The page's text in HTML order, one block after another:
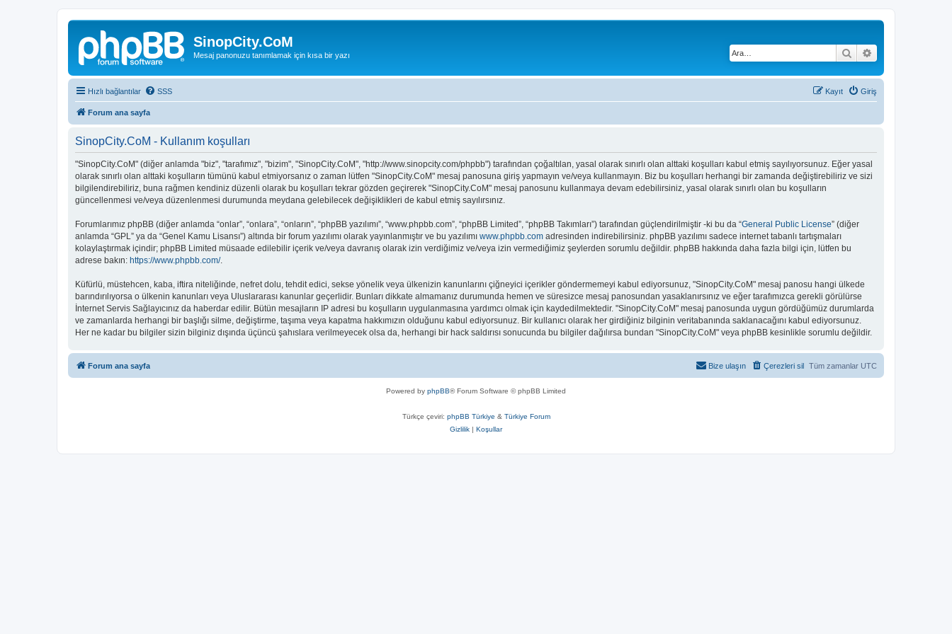
SinopCity.CoM
Mesaj panonuzu tanımlamak için kısa bir yazı Ara
Hızlı bağlantılar SSS Giriş
Kayıt
Forum ana sayfa
SinopCity.CoM - Kullanım koşulları
"SinopCity.CoM" (diğer anlamda "biz", "tarafımız", "bizim", "SinopCity.CoM", "http://www.sinopcity.com/phpbb") tarafından çoğaltılan, yasal olarak sınırlı olan alttaki koşulları kabul etmiş sayılıyorsunuz. Eğer yasal
olarak sınırlı olan alttaki koşulların tümünü kabul etmiyorsanız o zaman lütfen "SinopCity.CoM" mesaj panosuna giriş yapmayın ve/veya kullanmayın. Biz bu koşulları herhangi bir zamanda değiştirebiliriz ve sizi
bilgilendirebiliriz, buna rağmen kendiniz düzenli olarak bu koşulları tekrar gözden geçirerek "SinopCity.CoM" mesaj panosunu kullanmaya devam edebilirsiniz, yasal olarak sınırlı olan bu koşulların
güncellenmesi ve/veya düzenlenmesi durumunda meydana gelebilecek değişiklikleri de kabul etmiş sayılırsınız.
Forumlarımız phpBB (diğer anlamda “onlar”, “onlara”, “onların”, “phpBB yazılımı”, “www.phpbb.com”, “phpBB Limited”, “phpBB Takımları”) tarafından güçlendirilmiştir -ki bu da “General Public License” (diğer
anlamda “GPL” ya da “Genel Kamu Lisansı”) altında bir forum yazılımı olarak yayınlanmıştır ve bu yazılımı www.phpbb.com adresinden indirebilirsiniz. phpBB yazılımı sadece internet tabanlı tartışmaları
kolaylaştırmak içindir; phpBB Limited müsaade edilebilir içerik ve/veya davranış olarak izin verdiğimiz ve/veya izin vermediğimiz şeylerden sorumlu değildir. phpBB hakkında daha fazla bilgi için, lütfen bu
adrese bakın: https://www.phpbb.com/.
Küfürlü, müstehcen, kaba, iftira niteliğinde, nefret dolu, tehdit edici, sekse yönelik veya ülkenizin kanunlarını çiğneyici içerikler göndermemeyi kabul ediyorsunuz, "SinopCity.CoM" mesaj panosu hangi ülkede
barındırılıyorsa o ülkenin kanunları veya Uluslararası kanunlar geçerlidir. Bunları dikkate almamanız durumunda hemen ve süresizce mesaj panosundan yasaklanırsınız ve eğer tarafımızca gerekli görülürse
İnternet Servis Sağlayıcınız da haberdar edilir. Bütün mesajların IP adresi bu koşulların uygulanmasına yardımcı olmak için kaydedilmektedir. "SinopCity.CoM" mesaj panosunda uygun gördüğümüz durumlarda
ve zamanlarda herhangi bir başlığı silme, değiştirme, taşıma veya kapatma hakkımızın olduğunu kabul ediyorsunuz. Bir kullanıcı olarak her girdiğiniz bilginin veritabanında saklanacağını kabul ediyorsunuz.
Her ne kadar bu bilgiler sizin bilginiz dışında üçüncü şahıslara verilmeyecek olsa da, herhangi bir hack saldırısı sonucunda bu bilgiler dağılırsa bundan "SinopCity.CoM" veya phpBB kesinlikle sorumlu değildir.
Forum ana sayfa Tüm zamanlar UTC
Çerezleri sil
Bize ulaşın
Powered by phpBB® Forum Software © phpBB Limited
Türkçe çeviri: phpBB Türkiye & Türkiye Forum
Gizlilik | Koşullar